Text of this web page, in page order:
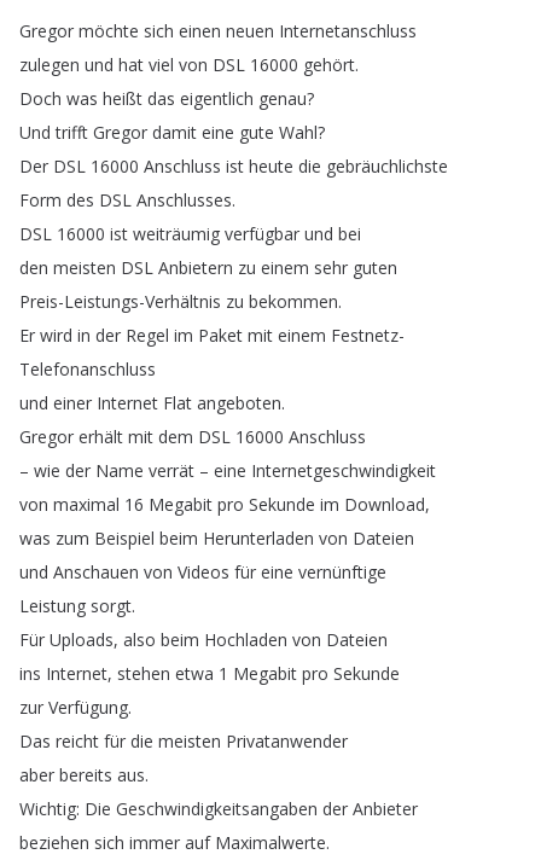
Gregor möchte sich einen neuen Internetanschluss
zulegen und hat viel von DSL 16000 gehört.
Doch was heißt das eigentlich genau?
Und trifft Gregor damit eine gute Wahl?
Der DSL 16000 Anschluss ist heute die gebräuchlichste
Form des DSL Anschlusses.
DSL 16000 ist weiträumig verfügbar und bei
den meisten DSL Anbietern zu einem sehr guten
Preis-Leistungs-Verhältnis zu bekommen.
Er wird in der Regel im Paket mit einem Festnetz-
Telefonanschluss
und einer Internet Flat angeboten.
Gregor erhält mit dem DSL 16000 Anschluss
– wie der Name verrät – eine Internetgeschwindigkeit
von maximal 16 Megabit pro Sekunde im Download,
was zum Beispiel beim Herunterladen von Dateien
und Anschauen von Videos für eine vernünftige
Leistung sorgt.
Für Uploads, also beim Hochladen von Dateien
ins Internet, stehen etwa 1 Megabit pro Sekunde
zur Verfügung.
Das reicht für die meisten Privatanwender
aber bereits aus.
Wichtig: Die Geschwindigkeitsangaben der Anbieter
beziehen sich immer auf Maximalwerte.